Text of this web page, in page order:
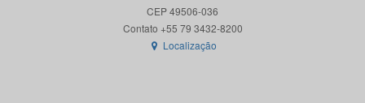
CEP 49506-036
Localização